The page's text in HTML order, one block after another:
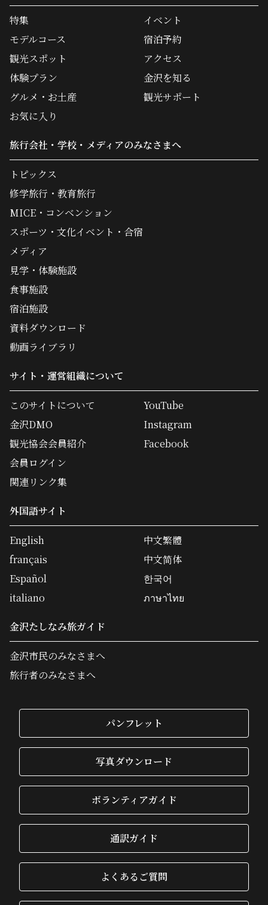
特集
モデルコース
観光スポット
体験プラン
グルメ・お土産
イベント
宿泊予約
アクセス
金沢を知る
観光サポート
お気に入り
旅行会社・学校・メディアのみなさまへ
トピックス
修学旅行・教育旅行
MICE・コンベンション
スポーツ・文化イベント・合宿
メディア
見学・体験施設
食事施設
宿泊施設
資料ダウンロード
動画ライブラリ
サイト・運営組織について
このサイトについて
金沢DMO
観光協会会員紹介
会員ログイン
関連リンク集
YouTube
Instagram
Facebook
外国語サイト
English
français
Español
italiano
中文繁體
中文简体
한국어
ภาษาไทย
金沢たしなみ旅ガイド
金沢市民のみなさまへ
旅行者のみなさまへ
パンフレット
写真ダウンロード
ボランティアガイド
通訳ガイド
よくあるご質問